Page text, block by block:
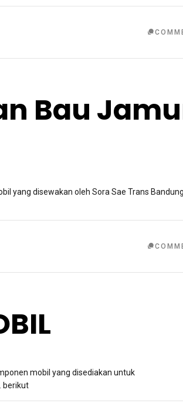
Bau
yang disewakan oleh Sora Sae Trans
mobil yang disediakan untuk
berikut